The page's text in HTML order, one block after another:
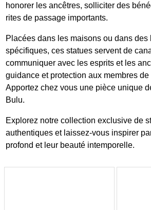
honorer les ancêtres, solliciter des
rites de passage importants.
Placées dans les maisons ou dans des
spécifiques, ces statues servent de
communiquer avec les esprits et les
guidance et protection aux membres
Apportez chez vous une pièce unique
Bulu.
Explorez notre collection exclusive de
authentiques et laissez-vous inspirer
profond et leur beauté intemporelle.